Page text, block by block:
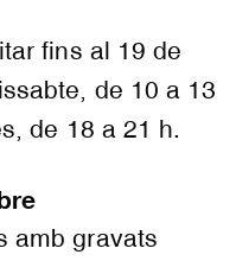
fins al 19 de
de 10 a 13
de 18 a 21 h.
amb gravats